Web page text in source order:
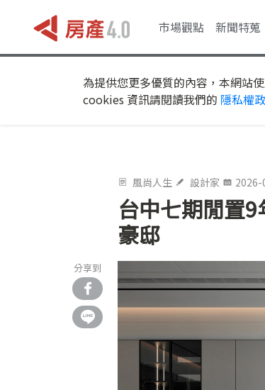
市場觀點 新聞特蒐
為提供您更多優質的內容，本網站
cookies 資訊請閱讀我們的 隱私權
風尚人生 設計家 2026-
台中七期閒置
豪邸
分享到